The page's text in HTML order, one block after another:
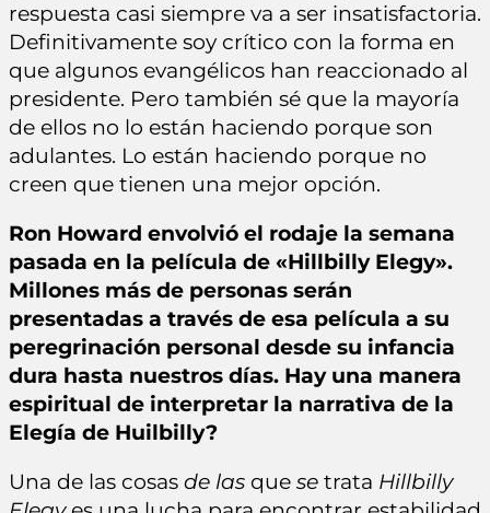
respuesta casi siempre va a ser insatisfactoria.
Definitivamente soy crítico con la forma en
que algunos evangélicos han reaccionado al
presidente. Pero también sé que la mayoría
de ellos no lo están haciendo porque son
adulantes. Lo están haciendo porque no
creen que tienen una mejor opción.
Ron Howard envolvió el rodaje la semana
pasada en la película de «Hillbilly Elegy».
Millones más de personas serán
presentadas a través de esa película a su
peregrinación personal desde su infancia
dura hasta nuestros días. Hay una manera
espiritual de interpretar la narrativa de la
Elegía de Huilbilly?
Una de las cosas de las que se trata Hillbilly